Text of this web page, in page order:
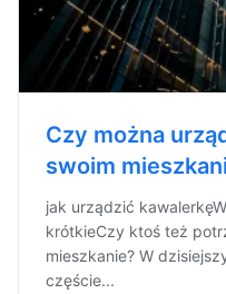
Czy można
swoim
jak urządzić
krótkieCzy ktoś też
mieszkanie? W
częście...